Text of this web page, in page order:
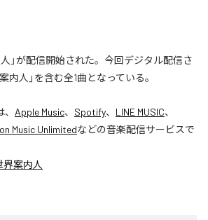
」が配信開始された。今回デジタル配信さ
内人」を含む全1曲となっている。
、 Apple Music、 Spotify、 LINE MUSIC、
Music Unlimitedなどの音楽配信サービスで
界案内人